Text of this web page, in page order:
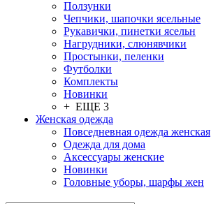
Ползунки
Чепчики, шапочки ясельные
Рукавички, пинетки ясельн
Нагрудники, слюнявчики
Простынки, пеленки
Футболки
Комплекты
Новинки
+ ЕЩЕ 3
Женская одежда
Повседневная одежда женская
Одежда для дома
Аксессуары женские
Новинки
Головные уборы, шарфы жен